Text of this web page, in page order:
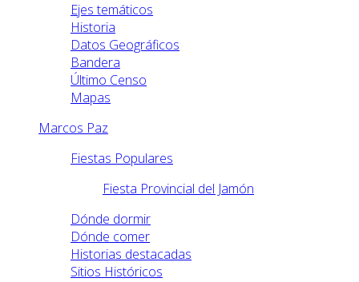
Ejes temáticos
Historia
Datos Geográficos
Bandera
Último Censo
Mapas
Marcos Paz
Fiestas Populares
Fiesta Provincial del Jamón
Dónde dormir
Dónde comer
Historias destacadas
Sitios Históricos